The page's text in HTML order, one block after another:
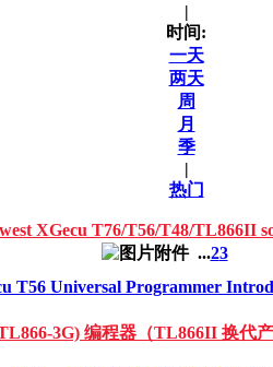
|
时间:
一天
两天
周
月
季
|
热门
XGecu T76/T56/T48/TL866II
...23
T56 Universal Programmer
3G) 编程器（TL866II 换代